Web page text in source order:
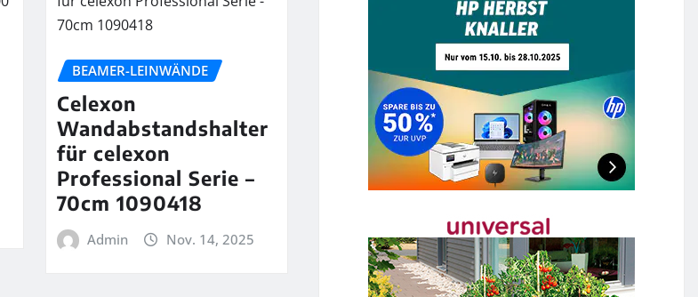
BEAMER-LEINWÄNDE
Celexon
Wandabstandshalter
für celexon
Professional Serie –
70cm 1090418
Admin Nov. 14, 2025